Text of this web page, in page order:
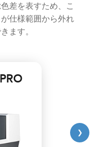
差を表すため、こ
仕様範囲から外れ
ます。
❯